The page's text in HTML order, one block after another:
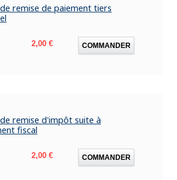
remise de paiement tiers
Prix
2,00 € COMMANDER
remise d'impôt suite à
fiscal
Prix
2,00 € COMMANDER